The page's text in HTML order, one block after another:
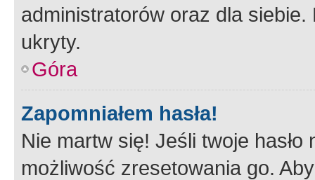
administratorów oraz dla
ukryty.
Góra
Zapomniałem hasła!
Nie martw się! Jeśli twoje
możliwość zresetowania go.